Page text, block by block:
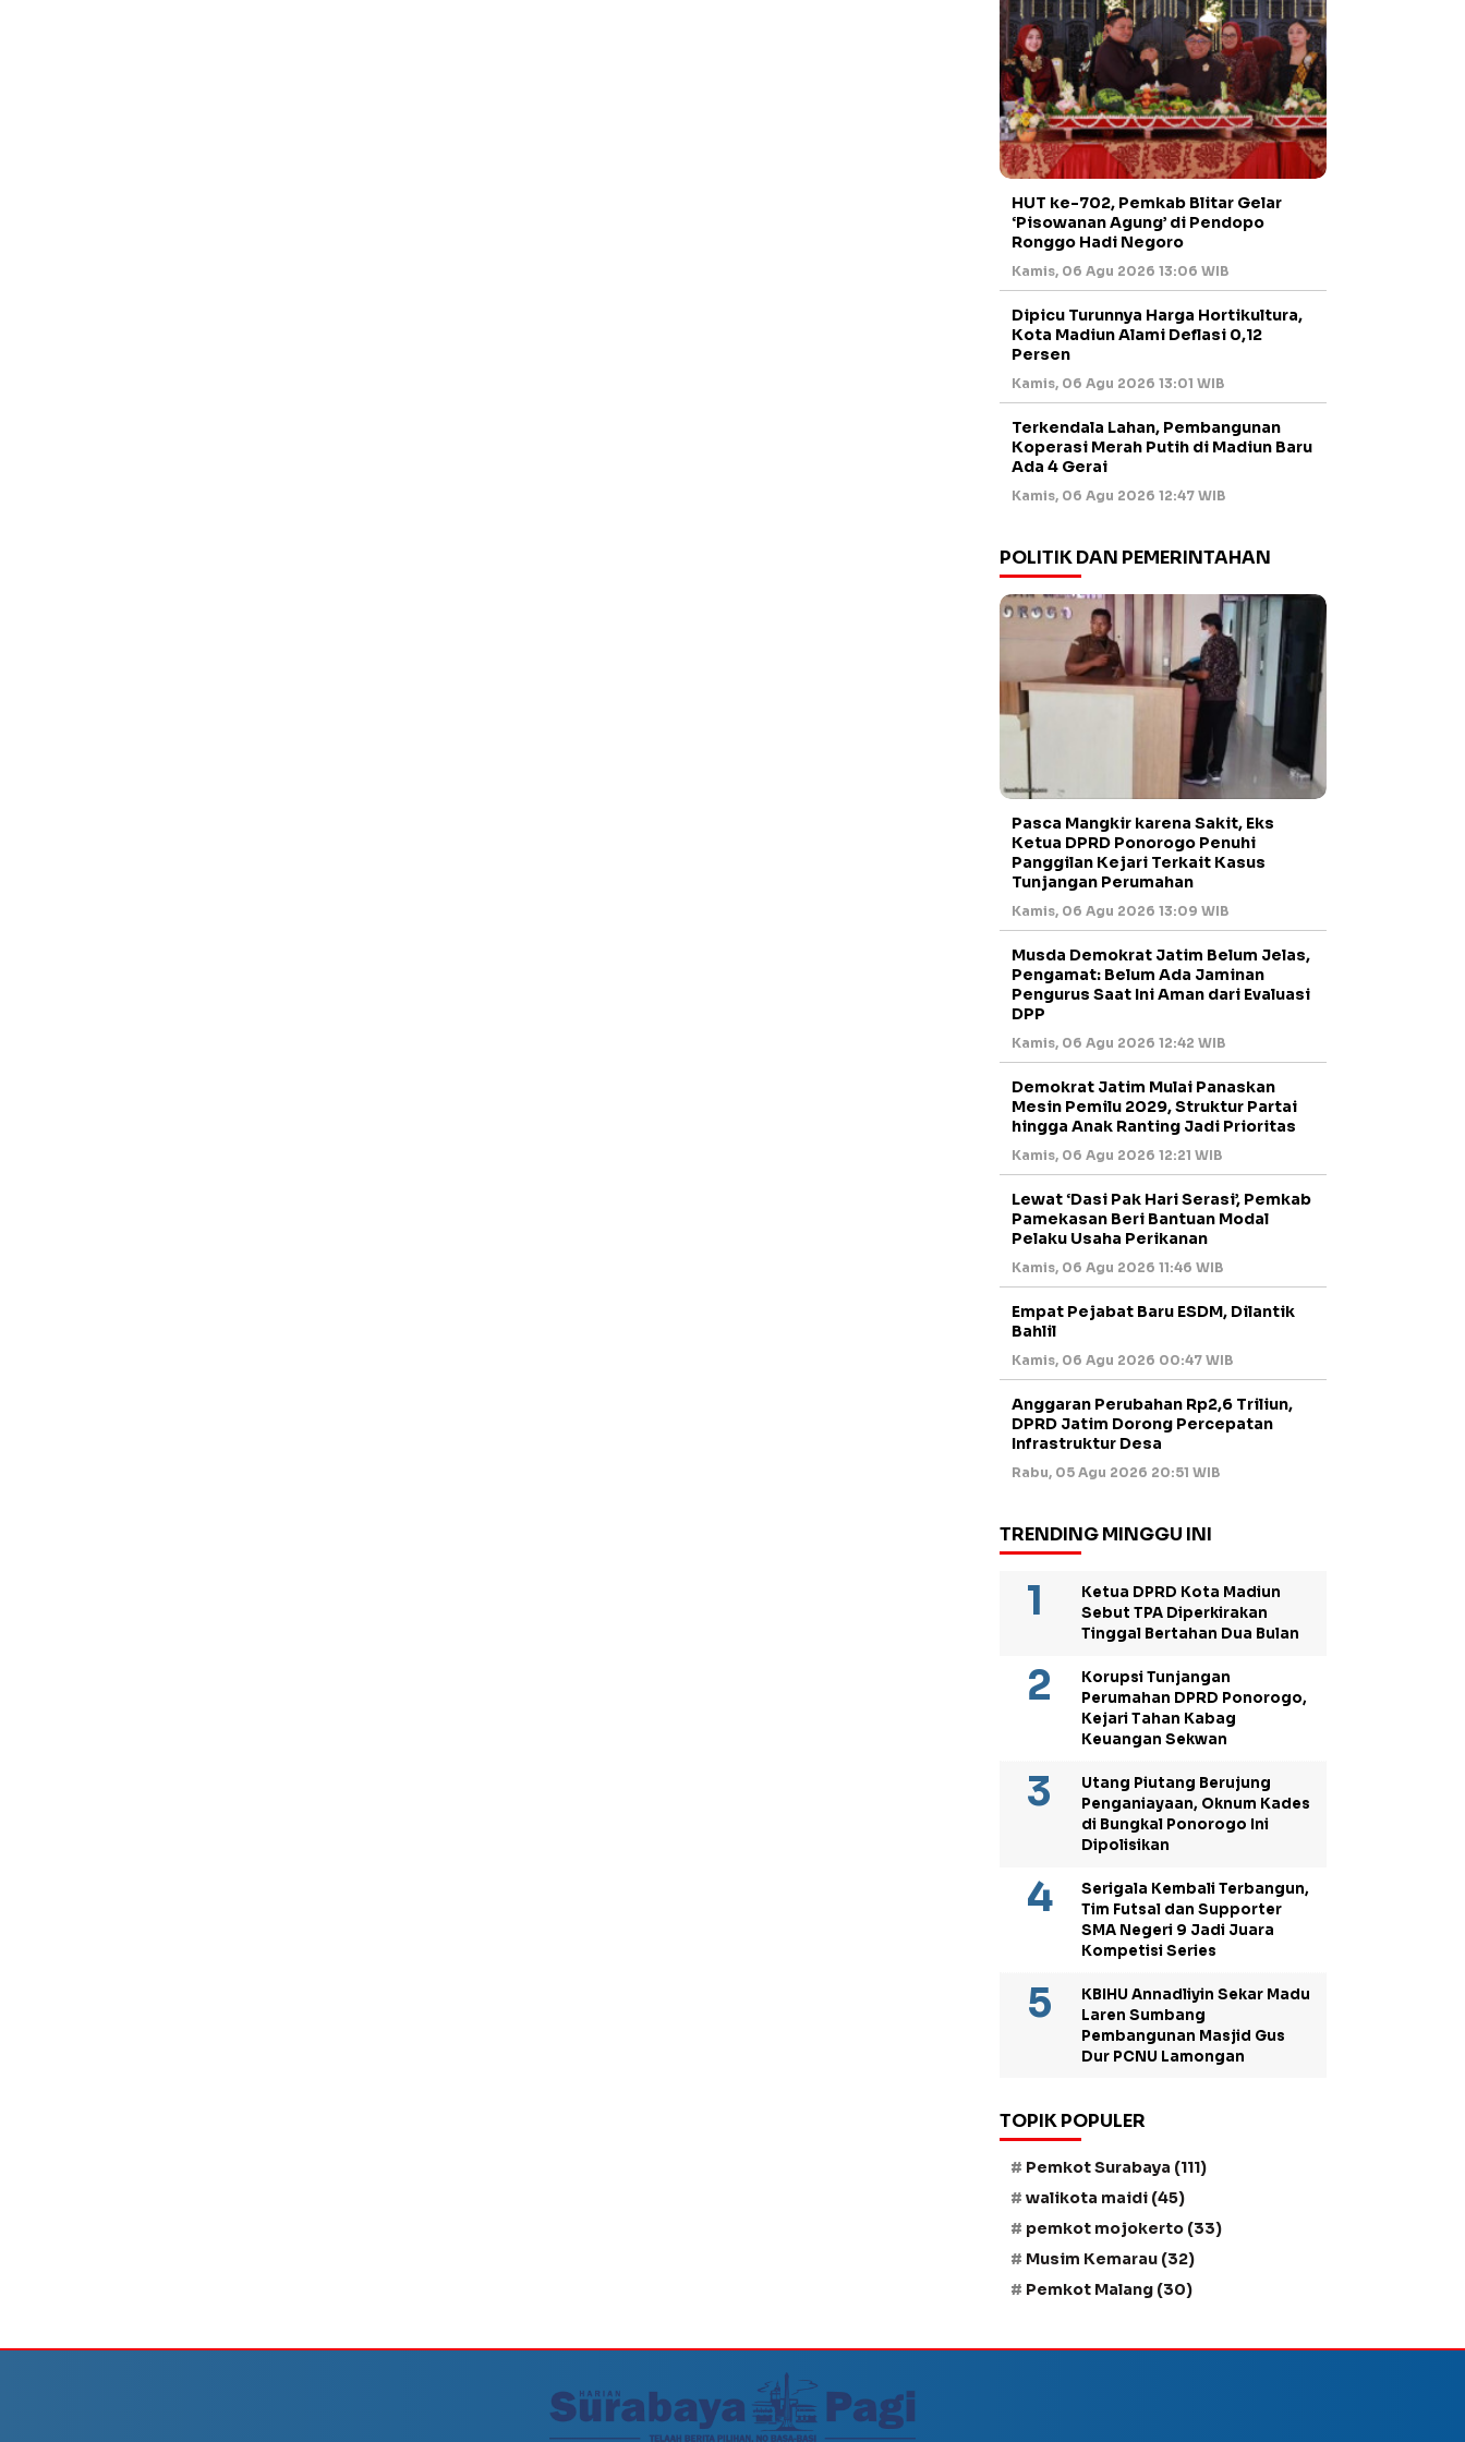
HUT ke-702, Pemkab Blitar Gelar
‘Pisowanan Agung’ di Pendopo
Ronggo Hadi Negoro
Kamis, 06 Agu 2026 13:06 WIB
Dipicu Turunnya Harga Hortikultura,
Kota Madiun Alami Deflasi 0,12
Persen
Kamis, 06 Agu 2026 13:01 WIB
Terkendala Lahan, Pembangunan
Koperasi Merah Putih di Madiun Baru
Ada 4 Gerai
Kamis, 06 Agu 2026 12:47 WIB
POLITIK DAN PEMERINTAHAN
Pasca Mangkir karena Sakit, Eks
Ketua DPRD Ponorogo Penuhi
Panggilan Kejari Terkait Kasus
Tunjangan Perumahan
Kamis, 06 Agu 2026 13:09 WIB
Musda Demokrat Jatim Belum Jelas,
Pengamat: Belum Ada Jaminan
Pengurus Saat Ini Aman dari Evaluasi
DPP
Kamis, 06 Agu 2026 12:42 WIB
Demokrat Jatim Mulai Panaskan
Mesin Pemilu 2029, Struktur Partai
hingga Anak Ranting Jadi Prioritas
Kamis, 06 Agu 2026 12:21 WIB
Lewat ‘Dasi Pak Hari Serasi’, Pemkab
Pamekasan Beri Bantuan Modal
Pelaku Usaha Perikanan
Kamis, 06 Agu 2026 11:46 WIB
Empat Pejabat Baru ESDM, Dilantik
Bahlil
Kamis, 06 Agu 2026 00:47 WIB
Anggaran Perubahan Rp2,6 Triliun,
DPRD Jatim Dorong Percepatan
Infrastruktur Desa
Rabu, 05 Agu 2026 20:51 WIB
TRENDING MINGGU INI
Ketua DPRD Kota Madiun
Sebut TPA Diperkirakan
Tinggal Bertahan Dua Bulan
Korupsi Tunjangan
Perumahan DPRD Ponorogo,
Kejari Tahan Kabag
Keuangan Sekwan
Utang Piutang Berujung
Penganiayaan, Oknum Kades
di Bungkal Ponorogo Ini
Dipolisikan
Serigala Kembali Terbangun,
Tim Futsal dan Supporter
SMA Negeri 9 Jadi Juara
Kompetisi Series
KBIHU Annadliyin Sekar Madu
Laren Sumbang
Pembangunan Masjid Gus
Dur PCNU Lamongan
TOPIK POPULER
Pemkot Surabaya (111)
walikota maidi (45)
pemkot mojokerto (33)
Musim Kemarau (32)
Pemkot Malang (30)